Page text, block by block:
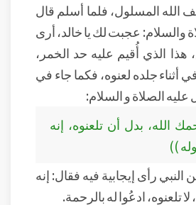
المسلول، فلما أسلم قال
والسلام: عجبت لك يا خالد، أرى
هذا الذي أُقيم عليه حد الخمر،
أثناء جلده لعنوه، فكما جاء في
الصلاة و السلام:
الله، بدل أن تلعنوه، إنه
))
النبي رأى إيجابية فيه فقال: إنه
تلعنوه، ادعُوا له بالرحمة.